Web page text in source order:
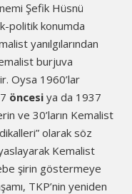
Şefik Hüsnü
politik konumda
yanılgılarından
burjuva
Oysa 1960’lar
öncesi ya da 1937
ve 30’ların Kemalist
olarak söz
Kemalist
şirin göstermeye
TKP’nin yeniden